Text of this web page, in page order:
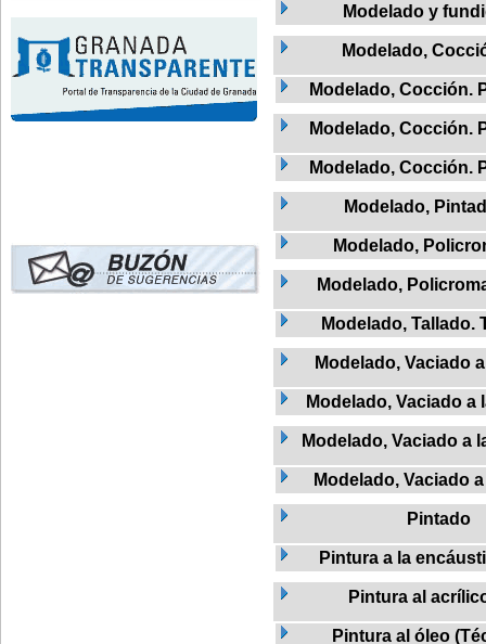
Modelado y
Modelado,
Modelado, Cocción.
Modelado, Cocción.
Modelado, Cocción.
Modelado,
Modelado,
Modelado,
Modelado, Tallado.
Modelado, Vaciado
Modelado, Vaciado a
Modelado, Vaciado a
Modelado, Vaciado
Pintado
Pintura a la
Pintura al
Pintura al óleo